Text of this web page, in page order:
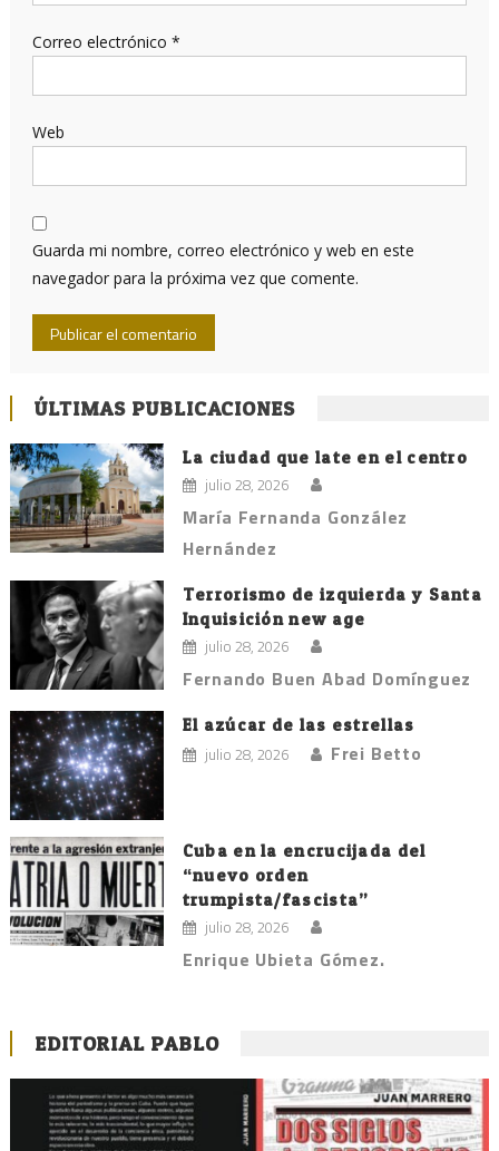
Correo electrónico *
Web
Guarda mi nombre, correo electrónico y web en este
navegador para la próxima vez que comente.
ÚLTIMAS PUBLICACIONES
La ciudad que late en el centro
julio 28, 2026
María Fernanda González
Hernández
Terrorismo de izquierda y Santa
Inquisición new age
julio 28, 2026
Fernando Buen Abad Domínguez
El azúcar de las estrellas
julio 28, 2026 Frei Betto
Cuba en la encrucijada del
“nuevo orden
trumpista/fascista”
julio 28, 2026
Enrique Ubieta Gómez.
EDITORIAL PABLO